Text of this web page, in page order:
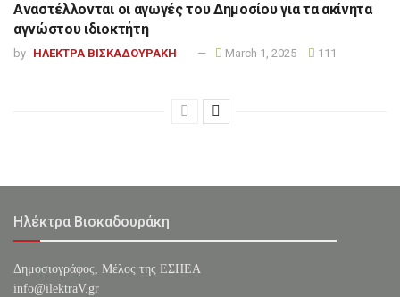
Αναστέλλονται οι αγωγές του Δημοσίου για τα ακίνητα
αγνώστου ιδιοκτήτη
by ΗΛΕΚΤΡΑ ΒΙΣΚΑΔΟΥΡΑΚΗ March 1, 2025 111
Ηλέκτρα Βισκαδουράκη
Δημοσιογράφος, Μέλος της ΕΣHΕΑ
info@ilektraV.gr